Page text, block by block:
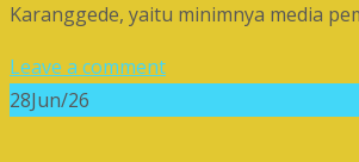
Karanggede, yaitu minimnya media
Leave a comment
28Jun/26